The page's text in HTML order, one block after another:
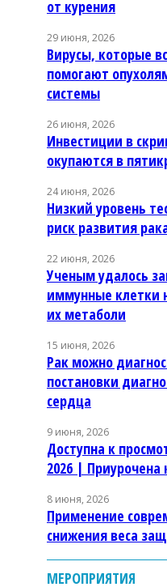
от курения
29 июня, 2026
Вирусы, которые
помогают
системы
26 июня, 2026
Инвестиции в
окупаются в
24 июня, 2026
Низкий уровень
риск развития
22 июня, 2026
Ученым удалось
иммунные клетки
их метаболи
15 июня, 2026
Рак можно
постановки
сердца
9 июня, 2026
Доступна к
2026 |
8 июня, 2026
Применение
снижения веса
МЕРОПРИЯТИЯ